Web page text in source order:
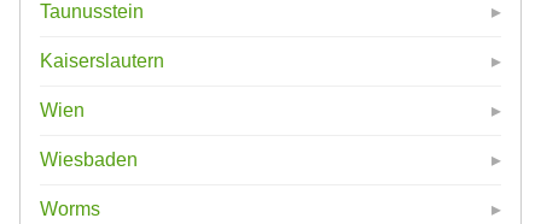
Taunusstein
Kaiserslautern
Wien
Wiesbaden
Worms